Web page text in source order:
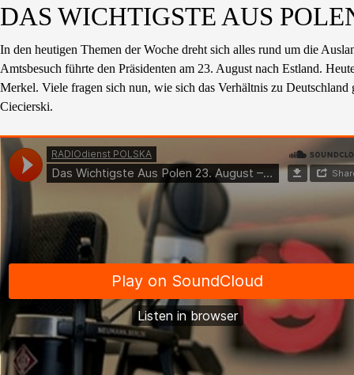
DAS WICHTIGSTE AUS
In den heutigen Themen der Woche dreht sich alles rund um die
Amtsbesuch führte den Präsidenten am 23. August nach Estland.
Merkel. Viele fragen sich nun, wie sich das Verhältnis zu
Ciecierski.